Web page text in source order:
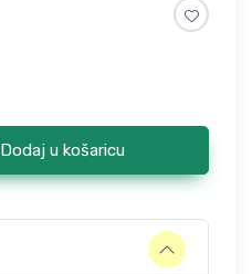
Dodaj u košaricu